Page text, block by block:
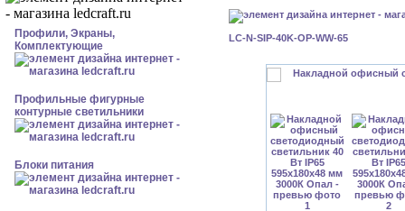
Профили, Экраны,
Комплектующие
Профильные фигурные
контурные светильники
Блоки питания
LC-N-SIP-40K-OP-WW-65